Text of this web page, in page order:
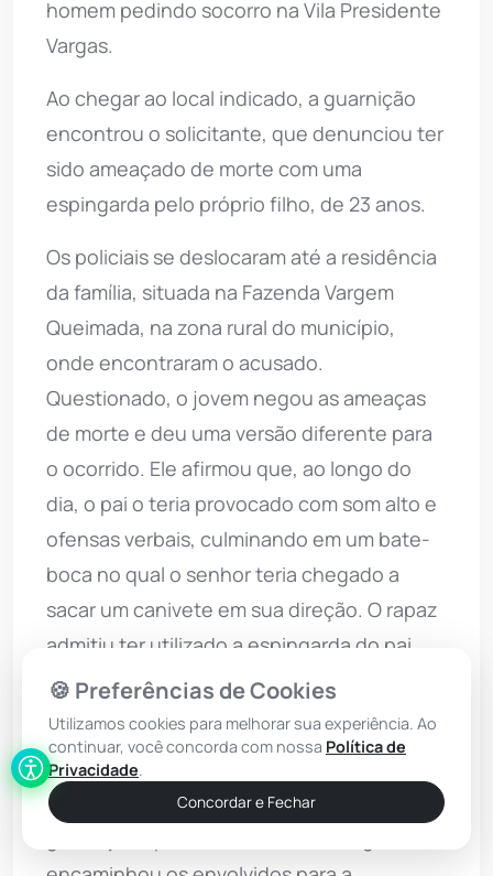
homem pedindo socorro na Vila Presidente
Vargas.
Ao chegar ao local indicado, a guarnição
encontrou o solicitante, que denunciou ter
sido ameaçado de morte com uma
espingarda pelo próprio filho, de 23 anos.
Os policiais se deslocaram até a residência
da família, situada na Fazenda Vargem
Queimada, na zona rural do município,
onde encontraram o acusado.
Questionado, o jovem negou as ameaças
de morte e deu uma versão diferente para
o ocorrido. Ele afirmou que, ao longo do
dia, o pai o teria provocado com som alto e
ofensas verbais, culminando em um bate-
boca no qual o senhor teria chegado a
sacar um canivete em sua direção. O rapaz
admitiu ter utilizado a espingarda do pai,
mas alegou que efetuou apenas um tiro em
direção ao fundo do quintal para
descarregar a munição.
Diante do conflito e das versões distintas, a
🍪 Preferências de Cookies
Utilizamos cookies para melhorar sua experiência. Ao
continuar, você concorda com nossa Política de
Privacidade.
Concordar e Fechar